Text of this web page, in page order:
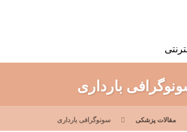
بارداری
مقالات پزشکی سونوگرافی بارداری